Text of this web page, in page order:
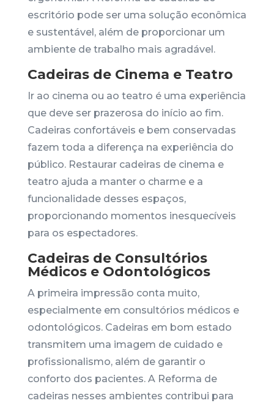
escritório pode ser uma solução econômica
e sustentável, além de proporcionar um
ambiente de trabalho mais agradável.
Cadeiras de Cinema e Teatro
Ir ao cinema ou ao teatro é uma experiência
que deve ser prazerosa do início ao fim.
Cadeiras confortáveis e bem conservadas
fazem toda a diferença na experiência do
público. Restaurar cadeiras de cinema e
teatro ajuda a manter o charme e a
funcionalidade desses espaços,
proporcionando momentos inesquecíveis
para os espectadores.
Cadeiras de Consultórios
Médicos e Odontológicos
A primeira impressão conta muito,
especialmente em consultórios médicos e
odontológicos. Cadeiras em bom estado
transmitem uma imagem de cuidado e
profissionalismo, além de garantir o
conforto dos pacientes. A Reforma de
cadeiras nesses ambientes contribui para